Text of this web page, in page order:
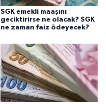
SGK emekli maaşını
geciktirirse ne olacak? SGK
ne zaman faiz ödeyecek?